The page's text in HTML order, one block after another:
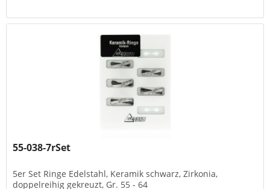
55-038-7rSet
5er Set Ringe Edelstahl, Keramik schwarz, Zirkonia,
doppelreihig gekreuzt, Gr. 55 - 64